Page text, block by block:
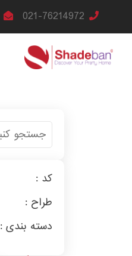
021-76214972
کد :
طراح :
دسته بندی :